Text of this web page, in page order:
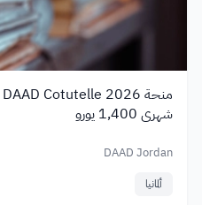
شهري 1,400 يورو
DAAD Jordan
ألمانيا